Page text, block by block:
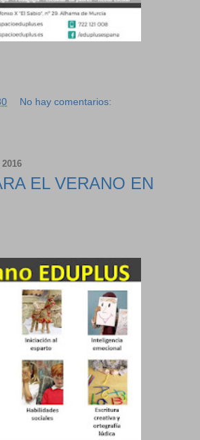
No hay comentarios:
EL VERANO EN